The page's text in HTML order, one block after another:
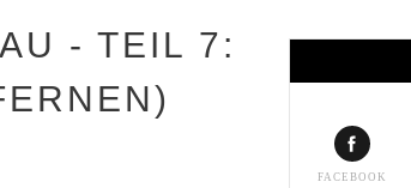
- TEIL 7:
FACEBOOK